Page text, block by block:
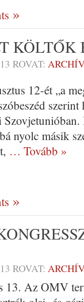
KÖLTŐK
ROVAT:
12-ét „a
nyolc másik
… Tovább »
ROVAT:
13. Az OMV